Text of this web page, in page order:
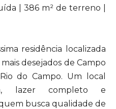
| 386 m² de terreno |
residência localizada
desejados de Campo
do Campo. Um local
lazer completo e
busca qualidade de